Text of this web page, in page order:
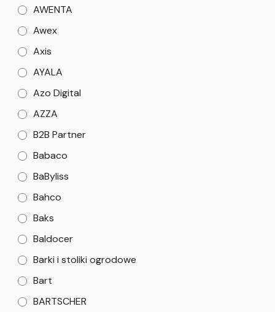
AWENTA
Awex
Axis
AYALA
Azo Digital
AZZA
B2B Partner
Babaco
BaByliss
Bahco
Baks
Baldocer
Barki i stoliki ogrodowe
Bart
BARTSCHER